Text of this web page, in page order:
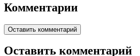
Комментарии
Оставить комментарий
Оставить комментарий